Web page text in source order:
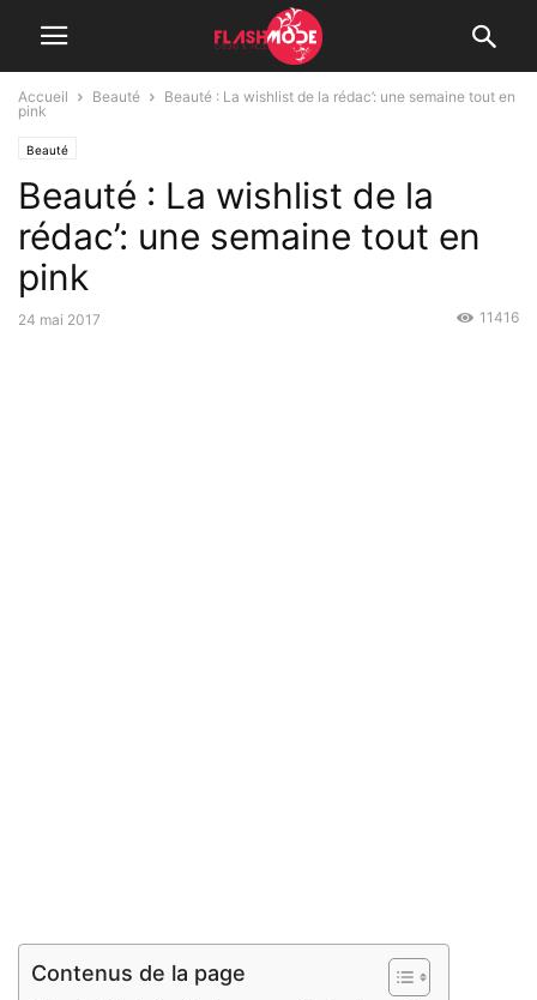
Accueil Beauté
Beauté : La wishlist de la rédac’: une semaine tout en
pink
Beauté
Beauté : La wishlist de la
rédac’: une semaine tout en
pink
24 mai 2017 11416
Contenus de la page